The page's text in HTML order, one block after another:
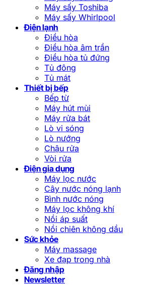
Máy sấy Toshiba
Máy sấy Whirlpool
Điện lạnh
Điều hòa
Điều hòa âm trần
Điều hòa tủ đứng
Tủ đông
Tủ mát
Thiết bị bếp
Bếp từ
Máy hút mùi
Máy rửa bát
Lò vi sóng
Lò nướng
Chậu rửa
Vòi rửa
Điện gia dụng
Máy lọc nước
Cây nước nóng lạnh
Bình nước nóng
Máy lọc không khí
Nồi áp suất
Nồi chiên không dầu
Sức khỏe
Máy massage
Xe đạp trong nhà
Đăng nhập
Newsletter